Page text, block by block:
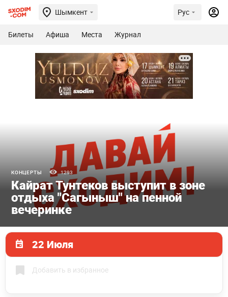
Шымкент Рус
Билеты Афиша Места Журнал
КОНЦЕРТЫ 1293
Кайрат Тунтеков выступит в зоне
отдыха "Сагыныш" на пенной
вечеринке
22 Июля
Добавить в избранное